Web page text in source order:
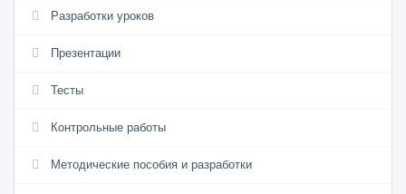
Разработки уроков
Презентации
Тесты
Контрольные работы
Методические пособия и разработки